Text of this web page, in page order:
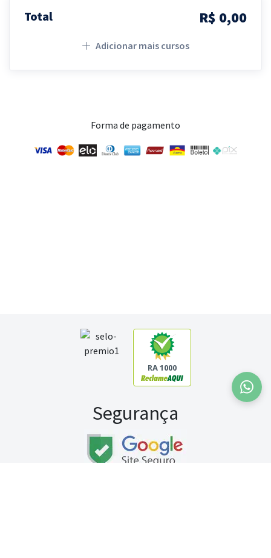
Total R$ 0,00
Adicionar mais cursos
Forma de pagamento
RA 1000
Segurança